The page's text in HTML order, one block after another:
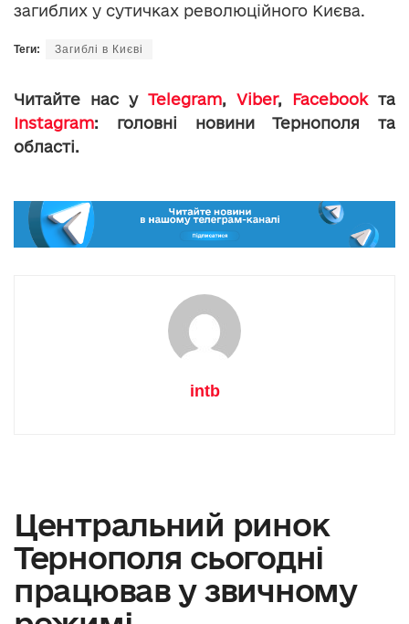
загиблих у сутичках революційного Києва.
Теги: Загиблі в Києві
Читайте нас у Telegram, Viber, Facebookта
Instagram: головні новини Тернополя та
області.
intb
Центральний ринок
Тернополя сьогодні
працював у звичному